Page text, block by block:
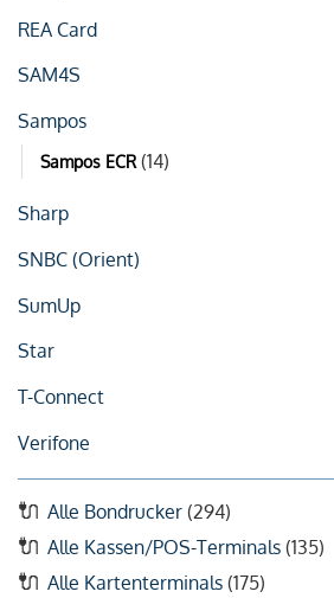
REA Card
SAM4S
Sampos
Sampos ECR(14)
Sharp
SNBC (Orient)
SumUp
Star
T-Connect
Verifone
Alle Bondrucker (294)
Alle Kassen/POS-Terminals (135)
Alle Kartenterminals (175)